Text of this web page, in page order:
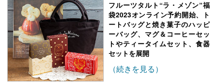
フルーツタルト“ラ・メゾン”福
袋2023オンライン予約開始、ト
ートバッグと焼き菓子のハッピ
ーバッグ、マグ＆コーヒーセッ
トやティータイムセット、食器
セットを展開
（続きを見る）